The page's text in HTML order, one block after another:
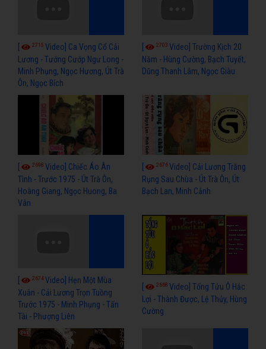
2715 Video] Ca Vọng Cổ Cải
Lương - Tướng Cướp Ngư Long -
Minh Phụng, Ngọc Hương, Út Trà
Ôn, Ngọc Bích
2703 Video] Trường Kịch 20
Năm - Hùng Cường, Bạch Tuyết,
Dũng Thanh Lâm, Ngọc Giàu
2698 Video] Chiếc Áo Ân
Tình - Trước 1975 - Út Trà Ôn,
Hoàng Giang, Ngọc Huong, Ba
Vân
2676Video] Cải Lương Trăng
Rụng Sau Chùa - Út Trà Ôn, Út
Bạch Lan, Minh Cảnh
2674Video] Hẹn Một Mùa
Xuân - Cải Lương Trọn Tuồng
Trước 1975 - Minh Phụng - Tấn
Tài - Phượng Liên
2668 Video] Tống Tửu Ô Hắc
Lợi - Thành Được, Lệ Thủy, Hùng
Cường